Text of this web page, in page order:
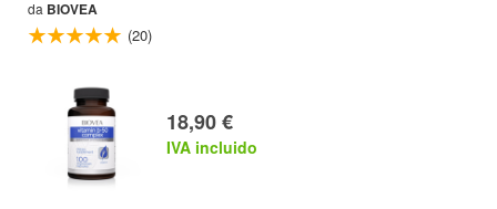
da BIOVEA
(20)
18,90 €
IVA incluido